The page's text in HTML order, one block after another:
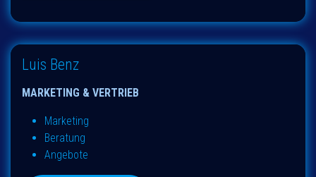
Luis Benz
MARKETING & VERTRIEB
Marketing
Beratung
Angebote